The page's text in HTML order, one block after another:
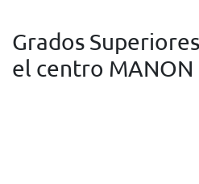
Grados
el centro MANON